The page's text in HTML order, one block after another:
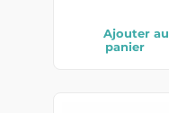
Ajouter au
panier